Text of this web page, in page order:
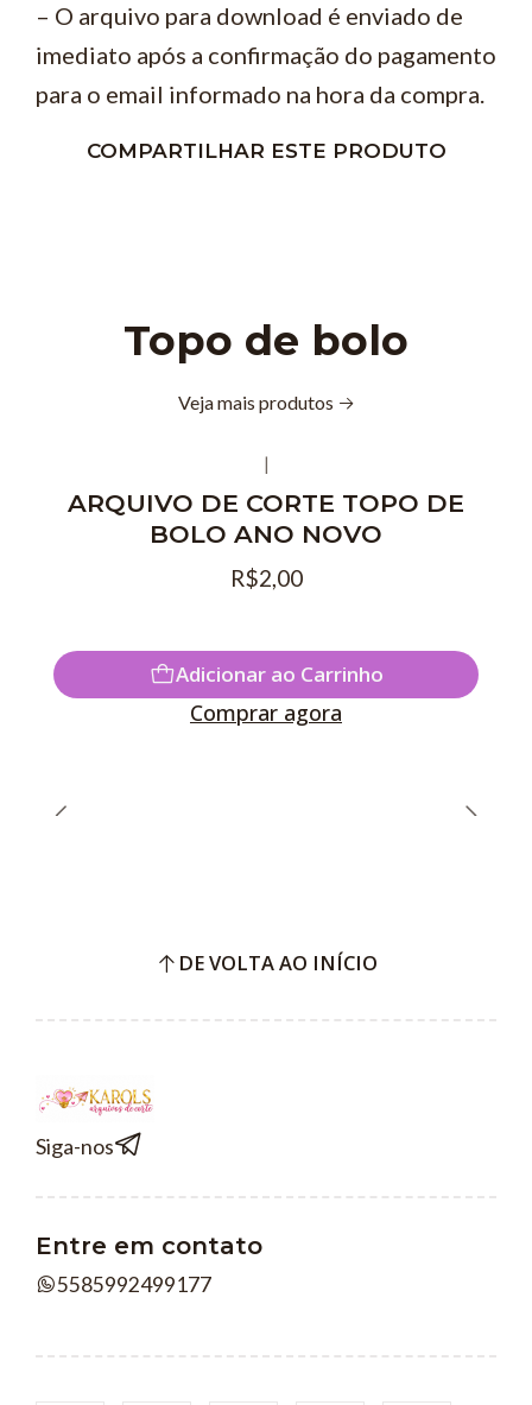
– O arquivo para download é enviado de
imediato após a confirmação do pagamento
para o email informado na hora da compra.
COMPARTILHAR ESTE PRODUTO
Topo de bolo
Veja mais produtos
|
ARQUIVO DE CORTE TOPO DE
BOLO ANO NOVO
R$2,00
Adicionar ao Carrinho
Comprar agora
DE VOLTA AO INÍCIO
Siga-nos
Entre em contato
5585992499177